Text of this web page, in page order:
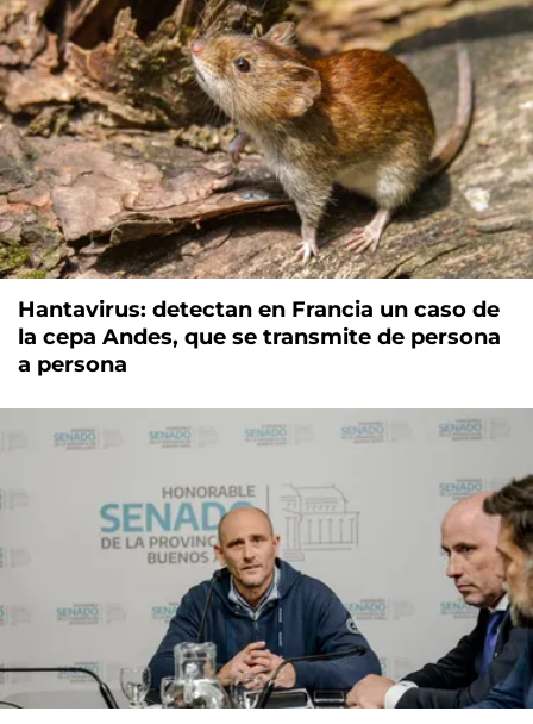
Hantavirus: detectan en Francia un caso de
la cepa Andes, que se transmite de persona
a persona